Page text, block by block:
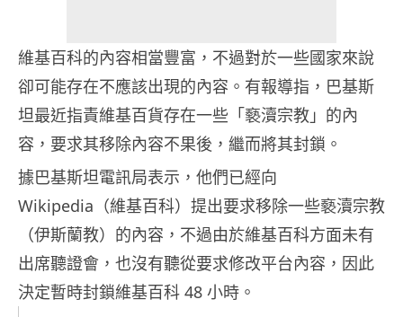
維基百科的內容相當豐富，不過對於一些國家來說
卻可能存在不應該出現的內容。有報導指，巴基斯
坦最近指責維基百貨存在一些「褻瀆宗教」的內
容，要求其移除內容不果後，繼而將其封鎖。
據巴基斯坦電訊局表示，他們已經向
Wikipedia（維基百科）提出要求移除一些褻瀆宗教
（伊斯蘭教）的內容，不過由於維基百科方面未有
出席聽證會，也沒有聽從要求修改平台內容，因此
決定暫時封鎖維基百科 48 小時。